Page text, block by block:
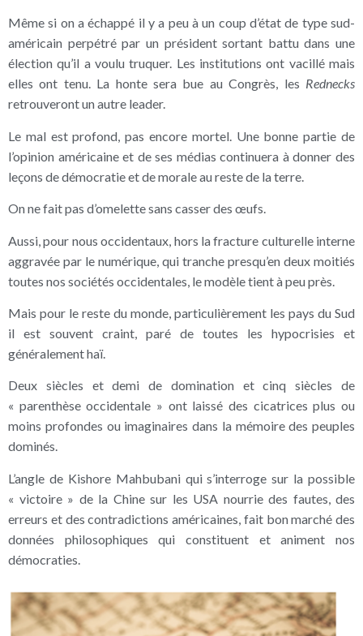
Même si on a échappé il y a peu à un coup d’état de type sud-
américain perpétré par un président sortant battu dans une
élection qu’il a voulu truquer. Les institutions ont vacillé mais
elles ont tenu. La honte sera bue au Congrès, les Rednecks
retrouveront un autre leader.
Le mal est profond, pas encore mortel. Une bonne partie de
l’opinion américaine et de ses médias continuera à donner des
leçons de démocratie et de morale au reste de la terre.
On ne fait pas d’omelette sans casser des œufs.
Aussi, pour nous occidentaux, hors la fracture culturelle interne
aggravée par le numérique, qui tranche presqu’en deux moitiés
toutes nos sociétés occidentales, le modèle tient à peu près.
Mais pour le reste du monde, particulièrement les pays du Sud
il est souvent craint, paré de toutes les hypocrisies et
généralement haï.
Deux siècles et demi de domination et cinq siècles de
« parenthèse occidentale » ont laissé des cicatrices plus ou
moins profondes ou imaginaires dans la mémoire des peuples
dominés.
L’angle de Kishore Mahbubani qui s’interroge sur la possible
« victoire » de la Chine sur les USA nourrie des fautes, des
erreurs et des contradictions américaines, fait bon marché des
données philosophiques qui constituent et animent nos
démocraties.